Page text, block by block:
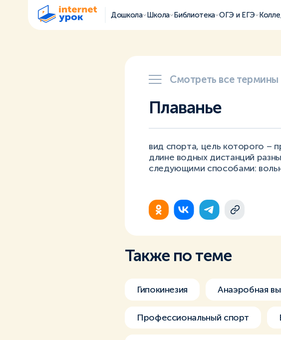
Дошкола Школа Библиотека ОГЭ и ЕГЭ
Смотреть все термины
Плаванье
вид спорта, цель которого –
длине водных дистанций
следующими способами:
Также по теме
Гипокинезия Анаэробная
Профессиональный спорт